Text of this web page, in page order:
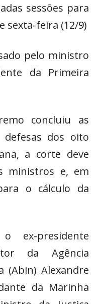
sessões para
sexta-feira (12/9)
pelo ministro
da Primeira
concluiu as
defesas dos oito
a corte deve
ministros e, em
o cálculo da
ex-presidente
da Agência
(Abin) Alexandre
da Marinha